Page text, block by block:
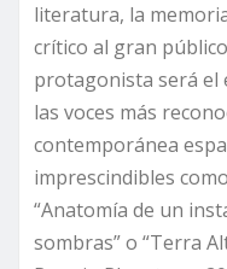
literatura, la
crítico al gran
protagonista será el
las voces más
contemporánea
imprescindibles
“Anatomía de un
sombras” o “Terra